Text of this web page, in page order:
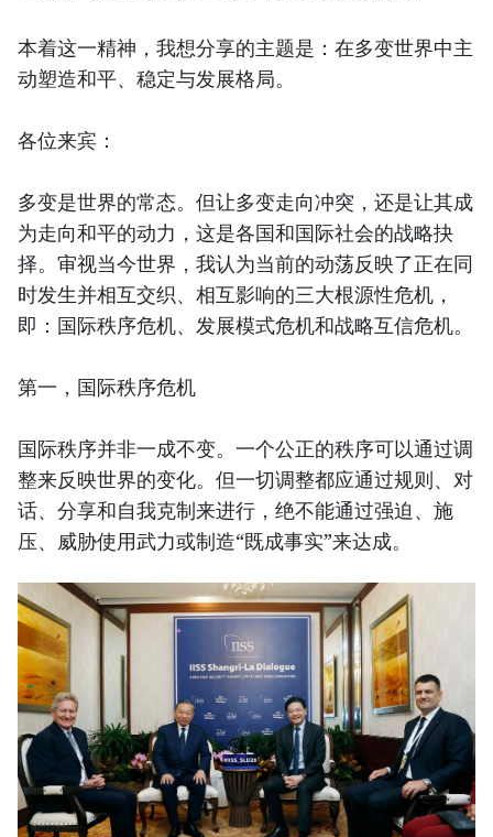
本着这一精神，我想分享的主题是：在多变世界中主
动塑造和平、稳定与发展格局。
各位来宾：
多变是世界的常态。但让多变走向冲突，还是让其成
为走向和平的动力，这是各国和国际社会的战略抉
择。审视当今世界，我认为当前的动荡反映了正在同
时发生并相互交织、相互影响的三大根源性危机，
即：国际秩序危机、发展模式危机和战略互信危机。
第一，国际秩序危机
国际秩序并非一成不变。一个公正的秩序可以通过调
整来反映世界的变化。但一切调整都应通过规则、对
话、分享和自我克制来进行，绝不能通过强迫、施
压、威胁使用武力或制造“既成事实”来达成。